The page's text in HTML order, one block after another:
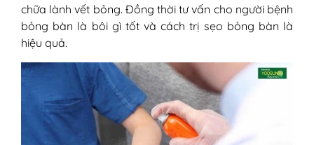
chữa lành vết bỏng. Đồng thời tư vấn cho người bệnh
bỏng bàn là bôi gì tốt và cách trị sẹo bỏng bàn là
hiệu quả.